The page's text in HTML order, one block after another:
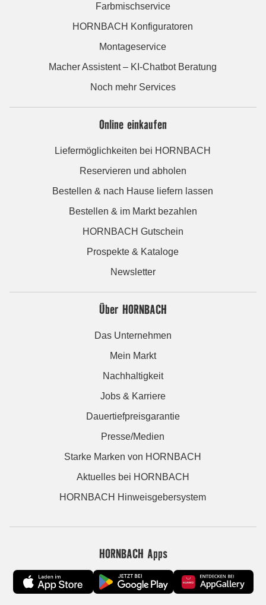
Farbmischservice
HORNBACH Konfiguratoren
Montageservice
Macher Assistent – KI-Chatbot Beratung
Noch mehr Services
Online einkaufen
Liefermöglichkeiten bei HORNBACH
Reservieren und abholen
Bestellen & nach Hause liefern lassen
Bestellen & im Markt bezahlen
HORNBACH Gutschein
Prospekte & Kataloge
Newsletter
Über HORNBACH
Das Unternehmen
Mein Markt
Nachhaltigkeit
Jobs & Karriere
Dauertiefpreisgarantie
Presse/Medien
Starke Marken von HORNBACH
Aktuelles bei HORNBACH
HORNBACH Hinweisgebersystem
HORNBACH Apps